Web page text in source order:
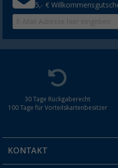
5,- €
30 Tage Rückgaberecht
100 Tage für Vorteilskartenbesitzer
KONTAKT